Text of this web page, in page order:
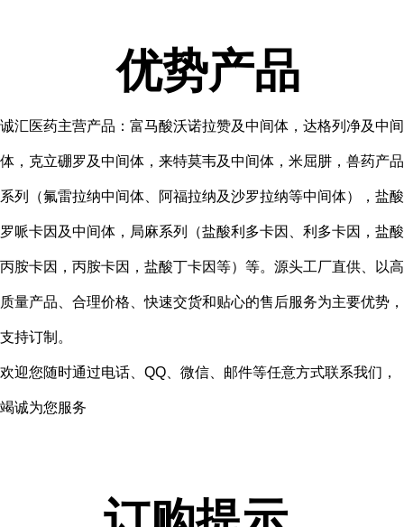
优势产品
诚汇医药主营产品：富马酸沃诺拉赞及中间体，达格列净及中间
体，克立硼罗及中间体，来特莫韦及中间体，米屈肼，兽药产品
系列（氟雷拉纳中间体、阿福拉纳及沙罗拉纳等中间体），盐酸
罗哌卡因及中间体，局麻系列（盐酸利多卡因、利多卡因，盐酸
丙胺卡因，丙胺卡因，盐酸丁卡因等）等。源头工厂直供、以高
质量产品、合理价格、快速交货和贴心的售后服务为主要优势，
支持订制。
欢迎您随时通过电话、QQ、微信、邮件等任意方式联系我们，
竭诚为您服务